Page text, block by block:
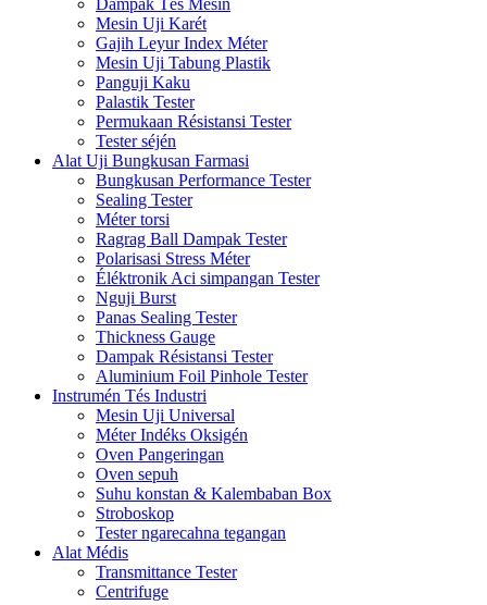
Mesin Uji Karét
Gajih Leyur Index Méter
Mesin Uji Tabung Plastik
Panguji Kaku
Palastik Tester
Permukaan Résistansi Tester
Tester séjén
Alat Uji Bungkusan Farmasi
Bungkusan Performance Tester
Sealing Tester
Méter torsi
Ragrag Ball Dampak Tester
Polarisasi Stress Méter
Éléktronik Aci simpangan Tester
Nguji Burst
Panas Sealing Tester
Thickness Gauge
Dampak Résistansi Tester
Aluminium Foil Pinhole Tester
Instrumén Tés Industri
Mesin Uji Universal
Méter Indéks Oksigén
Oven Pangeringan
Oven sepuh
Suhu konstan & Kalembaban Box
Stroboskop
Tester ngarecahna tegangan
Alat Médis
Transmittance Tester
Centrifuge